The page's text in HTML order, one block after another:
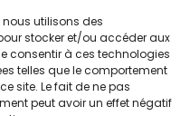
nous utilisons des
stocker et/ou accéder aux
consentir à ces technologies
telles que le comportement
site. Le fait de ne pas
peut avoir un effet négatif
skills
Qualité
CSE